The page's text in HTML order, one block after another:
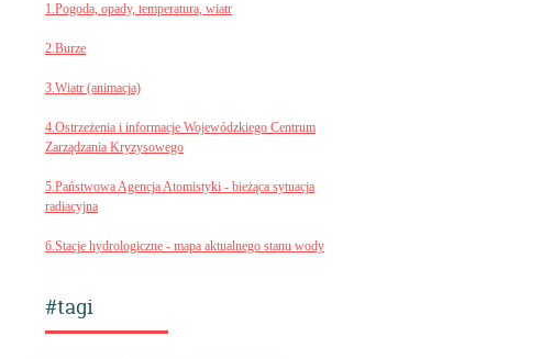
1.Pogoda, opady, temperatura, wiatr
2.Burze
3.Wiatr (animacja)
4.Ostrzeżenia i informacje Wojewódzkiego Centrum
Zarządzania Kryzysowego
5.Państwowa Agencja Atomistyki - bieżąca sytuacja
radiacyjna
6.Stacje hydrologiczne - mapa aktualnego stanu wody
#tagi